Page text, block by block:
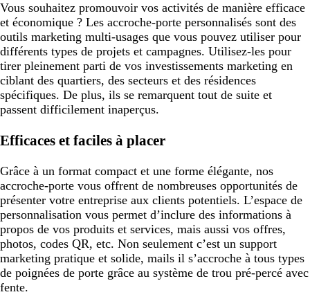
Vous souhaitez promouvoir vos activités de manière efficace
et économique ? Les accroche-porte personnalisés sont des
outils marketing multi-usages que vous pouvez utiliser pour
différents types de projets et campagnes. Utilisez-les pour
tirer pleinement parti de vos investissements marketing en
ciblant des quartiers, des secteurs et des résidences
spécifiques. De plus, ils se remarquent tout de suite et
passent difficilement inaperçus.
Efficaces et faciles à placer
Grâce à un format compact et une forme élégante, nos
accroche-porte vous offrent de nombreuses opportunités de
présenter votre entreprise aux clients potentiels. L’espace de
personnalisation vous permet d’inclure des informations à
propos de vos produits et services, mais aussi vos offres,
photos, codes QR, etc. Non seulement c’est un support
marketing pratique et solide, mails il s’accroche à tous types
de poignées de porte grâce au système de trou pré-percé avec
fente.